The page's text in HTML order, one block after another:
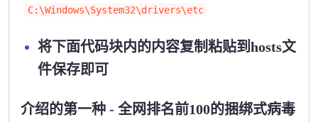
C:\Windows\System32\drivers\etc
将下面代码块内的内容复制粘贴到hosts文
件保存即可
介绍的第一种 - 全网排名前100的捆绑式病毒